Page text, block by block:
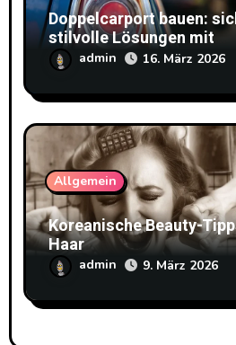
Doppelcarport bauen:
stilvolle Lösungen mit
Doppelstabmattenzaun
admin 16. März 2026
Allgemein
Koreanische Beauty-
Haar
admin 9. März 2026